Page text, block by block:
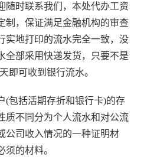
随时联系我们，本处代办工资
制，保证满足金融机构的审查
实地打印的流水完全一致，没
全部采用快递发货，只要不是
即可收到银行流水。
(包括活期存折和银行卡)的存
质不同分为个人流水和对公流
公司收入情况的一种证明材
须的材料。